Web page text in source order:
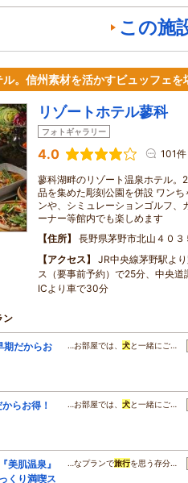
この施
。信州素材を活かすビュッフェを
リゾートホテル蓼科
フォトギャラリー
4.0 101件
蓼科湖畔のリゾート温泉ホテル。
品を集めた彫刻公園を併設 ワン
ンや、シミュレーションゴルフ、
ーナー等館内でも楽しめます
住所
長野県茅野市北山４０３
アクセス
JR中央線茅野駅よ
ス（要事前予約）で25分、中央道
ICより車で30分
ン
だからお
…お部屋では、 犬と一緒にご…
らお得！
…お部屋では、 犬と一緒にご…
美肌温泉』
くり満喫ス
…なプランで旅行を思う存分…